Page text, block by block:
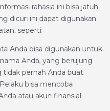
rahasia ini bisa jatuh
dicuri ini dapat digunakan
seperti:
Anda bisa digunakan untuk
Anda, yang berujung
pernah Anda buat.
Pelaku bisa mencoba
atau akun finansial